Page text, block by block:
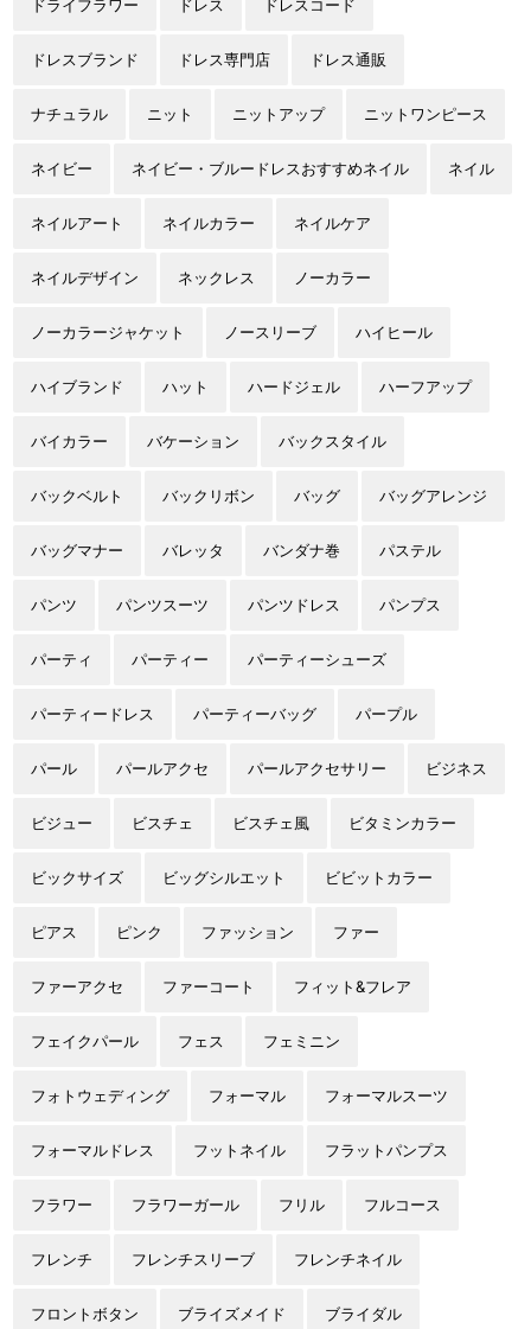
ドライフラワー ドレス ドレスコード
ドレスブランド ドレス専門店 ドレス通販
ナチュラル ニット ニットアップ ニットワンピース
ネイビー ネイビー・ブルードレスおすすめネイル ネイル
ネイルアート ネイルカラー ネイルケア
ネイルデザイン ネックレス ノーカラー
ノーカラージャケット ノースリーブ ハイヒール
ハイブランド ハット ハードジェル ハーフアップ
バイカラー バケーション バックスタイル
バックベルト バックリボン バッグ バッグアレンジ
バッグマナー バレッタ バンダナ巻 パステル
パンツ パンツスーツ パンツドレス パンプス
パーティ パーティー パーティーシューズ
パーティードレス パーティーバッグ パープル
パール パールアクセ パールアクセサリー ビジネス
ビジュー ビスチェ ビスチェ風 ビタミンカラー
ビックサイズ ビッグシルエット ビビットカラー
ピアス ピンク ファッション ファー
ファーアクセ ファーコート フィット&フレア
フェイクパール フェス フェミニン
フォトウェディング フォーマル フォーマルスーツ
フォーマルドレス フットネイル フラットパンプス
フラワー フラワーガール フリル フルコース
フレンチ フレンチスリーブ フレンチネイル
フロントボタン ブライズメイド ブライダル